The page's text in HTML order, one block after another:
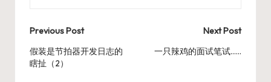
Post
navigation
Previous Post
假装是节拍器开发日志的
瞎扯（2）
Next Post
一只辣鸡的面试笔试……